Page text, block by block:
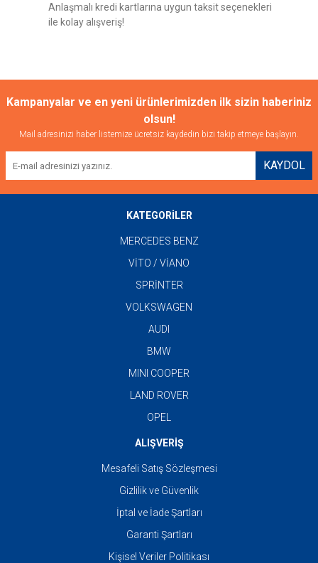
Anlaşmalı kredi kartlarına uygun taksit seçenekleri
ile kolay alışveriş!
Kampanyalar ve en yeni ürünlerimizden ilk sizin haberiniz
olsun!
Mail adresinizi haber listemize ücretsiz kaydedin bizi takip etmeye başlayın.
KAYDOL
KATEGORİLER
MERCEDES BENZ
VİTO / VİANO
SPRİNTER
VOLKSWAGEN
AUDI
BMW
MINI COOPER
LAND ROVER
OPEL
ALIŞVERİŞ
Mesafeli Satış Sözleşmesi
Gizlilik ve Güvenlik
İptal ve İade Şartları
Garanti Şartları
Kişisel Veriler Politikası